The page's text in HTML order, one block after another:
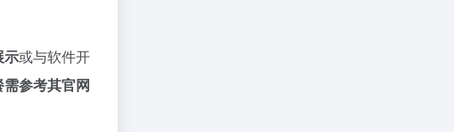
示或与软件开
参考其官网